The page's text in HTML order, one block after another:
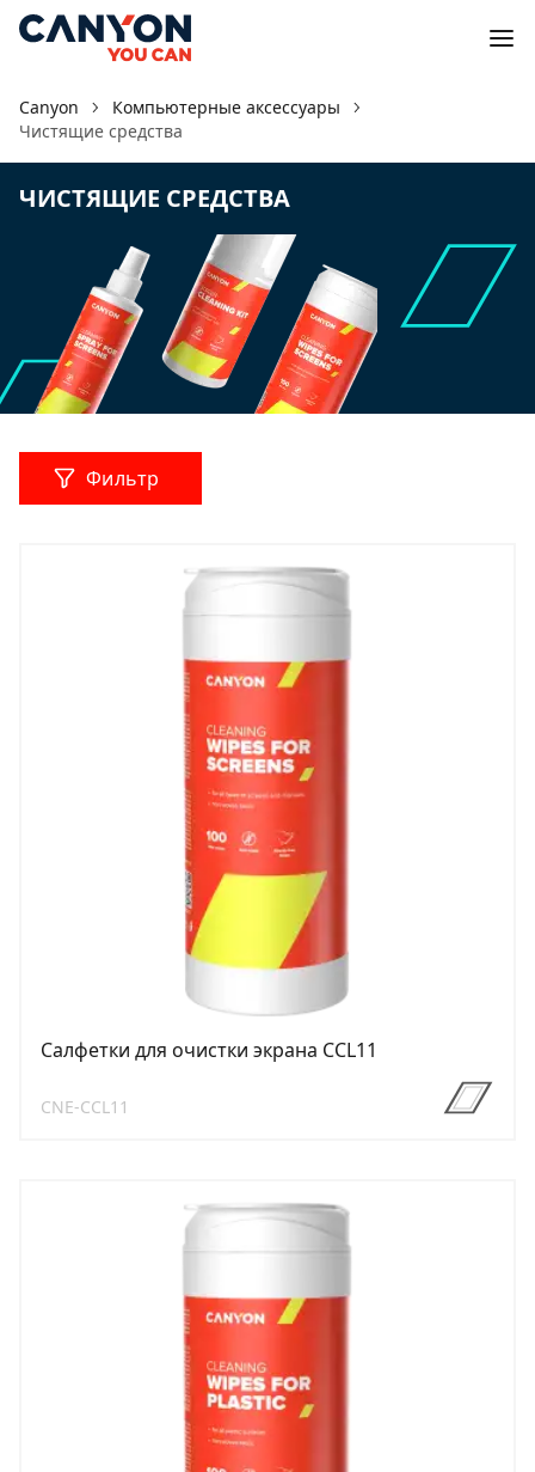
Canyon
Компьютерные аксессуары
Чистящие средства
ЧИСТЯЩИЕ СРЕДСТВА
Фильтр
Салфетки для очистки экрана CCL11
CNE-CCL11